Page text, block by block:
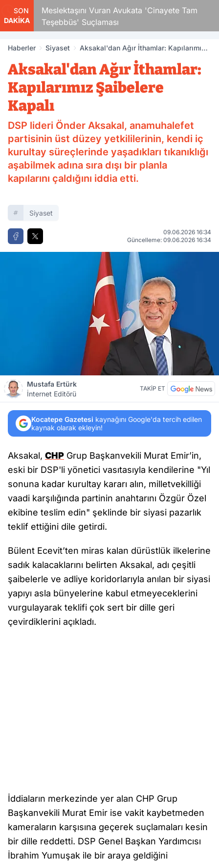
SON
DAKİKA
Meslektaşını Vuran Avukata 'Cinayete Tam
Teşebbüs' Suçlaması
Haberler Siyaset
Aksakal'dan Ağır İthamlar: Kapılarımız
Aksakal'dan Ağır İthamlar:
Kapılarımız Şaibelere
Kapalı
DSP lideri Önder Aksakal, anamuhalefet
partisinin üst düzey yetkililerinin, kendi iç
kurultay süreçlerinde yaşadıkları tıkanıklığı
aşabilmek adına sıra dışı bir planla
kapılarını çaldığını iddia etti.
Siyaset
09.06.2026 16:34
Güncelleme: 09.06.2026 16:34
Mustafa Ertürk
İnternet Editörü
TAKİP ET
Kocatepe Gazetesi kaynağını Google'da tercih edilen
kaynak olarak ekleyin!
Aksakal, CHP Grup Başkanvekili Murat Emir’in,
eski bir DSP'li yönetici vasıtasıyla kendilerine "Yıl
sonuna kadar kurultay kararı alın, milletvekilliği
vaadi karşılığında partinin anahtarını Özgür Özel
ekibine teslim edin" şeklinde bir siyasi pazarlık
teklif ettiğini dile getirdi.
Bülent Ecevit’ten miras kalan dürüstlük ilkelerine
sadık kalacaklarını belirten Aksakal, adı çeşitli
şaibelerle ve adliye koridorlarıyla anılan bir siyasi
yapıyı asla bünyelerine kabul etmeyeceklerini
vurgulayarak teklifi çok sert bir dille geri
çevirdiklerini açıkladı.
İddiaların merkezinde yer alan CHP Grup
Başkanvekili Murat Emir ise vakit kaybetmeden
kameraların karşısına geçerek suçlamaları kesin
bir dille reddetti. DSP Genel Başkan Yardımcısı
İbrahim Yumuşak ile bir araya geldiğini